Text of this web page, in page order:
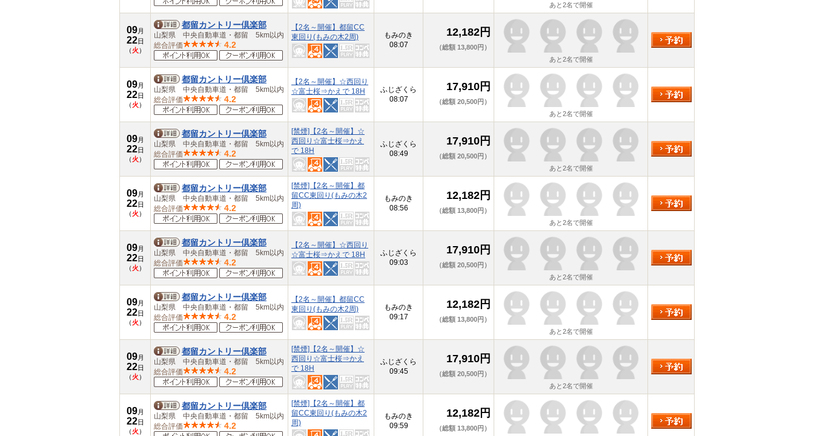
あと2名で開催
09月
22日
（ 火 ）
都留カントリー倶楽部
山梨県 中央自動車道・都留 5km以内
総合評価
4.2
【2名～開催】都留CC
東回り(もみの木2周)
もみのき
08:07
12,182円
（総額 13,800円）
あと2名で開催
09月
22日
（火）
都留カントリー倶楽部
山梨県 中央自動車道・都留 5km以内
総合評価
4.2
【2名～開催】☆西回り
☆富士桜⇒かえで 18H
ふじざくら
08:07
17,910円
（総額 20,500円）
あと2名で開催
09月
22日
（ 火 ）
都留カントリー倶楽部
山梨県 中央自動車道・都留 5km以内
総合評価
4.2
[禁煙]【2名～開催】☆
西回り☆富士桜⇒かえ
で 18H
ふじざくら
08:49
17,910円
（総額 20,500円）
あと2名で開催
09月
22日
（火）
都留カントリー倶楽部
山梨県 中央自動車道・都留 5km以内
総合評価
4.2
[禁煙]【2名～開催】都
留CC東回り(もみの木2
周)
もみのき
08:56
12,182円
（総額 13,800円）
あと2名で開催
09月
22日
（ 火 ）
都留カントリー倶楽部
山梨県 中央自動車道・都留 5km以内
総合評価
4.2
【2名～開催】☆西回り
☆富士桜⇒かえで 18H
ふじざくら
09:03
17,910円
（総額 20,500円）
あと2名で開催
09月
22日
（火）
都留カントリー倶楽部
山梨県 中央自動車道・都留 5km以内
総合評価
4.2
【2名～開催】都留CC
東回り(もみの木2周)
もみのき
09:17
12,182円
（総額 13,800円）
あと2名で開催
09月
22日
（ 火 ）
都留カントリー倶楽部
山梨県 中央自動車道・都留 5km以内
総合評価
4.2
[禁煙]【2名～開催】☆
西回り☆富士桜⇒かえ
で 18H
ふじざくら
09:45
17,910円
（総額 20,500円）
あと2名で開催
09月
22日
（火）
都留カントリー倶楽部
山梨県 中央自動車道・都留 5km以内
総合評価
4.2
[禁煙]【2名～開催】都
留CC東回り(もみの木2
周)
もみのき
09:59
12,182円
（総額 13,800円）